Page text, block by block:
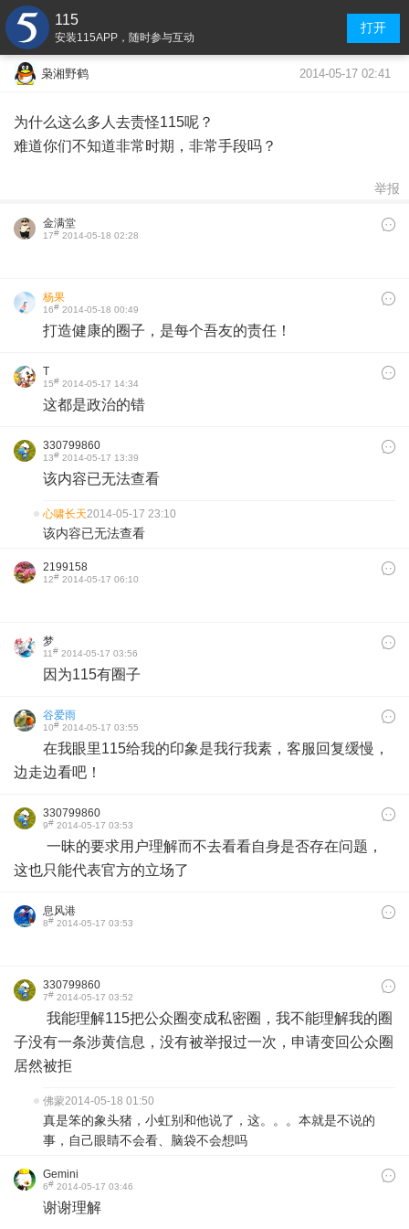
115
安装115APP，随时参与互动
打开
枭湘野鹤 2014-05-17 02:41
为什么这么多人去责怪115呢？
难道你们不知道非常时期，非常手段吗？
举报
金满堂
17# 2014-05-18 02:28
杨果
16# 2014-05-18 00:49
打造健康的圈子，是每个吾友的责任！
T
15# 2014-05-17 14:34
这都是政治的错
330799860
13# 2014-05-17 13:39
该内容已无法查看
心啸长天2014-05-17 23:10
该内容已无法查看
2199158
12# 2014-05-17 06:10
梦
11# 2014-05-17 03:56
因为115有圈子
谷爱雨
10# 2014-05-17 03:55
在我眼里115给我的印象是我行我素，客服回复缓慢，
边走边看吧！
330799860
9# 2014-05-17 03:53
一昧的要求用户理解而不去看看自身是否存在问题，
这也只能代表官方的立场了
息风港
8# 2014-05-17 03:53
330799860
7# 2014-05-17 03:52
我能理解115把公众圈变成私密圈，我不能理解我的圈
子没有一条涉黄信息，没有被举报过一次，申请变回公众圈
居然被拒
佛蒙2014-05-18 01:50
真是笨的象头猪，小虹别和他说了，这。。。本就是不说的
事，自己眼睛不会看、脑袋不会想吗
Gemini
6# 2014-05-17 03:46
谢谢理解